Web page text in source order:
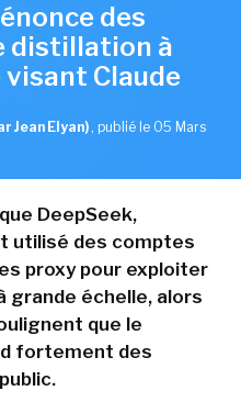
des
distillation à
Claude
Jean Elyan) , publié le 05 Mars
DeepSeek,
utilisé des comptes
proxy pour exploiter
grande échelle, alors
que le
fortement des